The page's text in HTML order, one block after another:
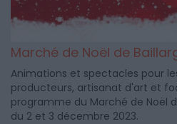
Marché de Noël de
Animations et spectacles pour
producteurs, artisanat d'art et
programme du Marché de Noël
du 2 et 3 décembre 2023.